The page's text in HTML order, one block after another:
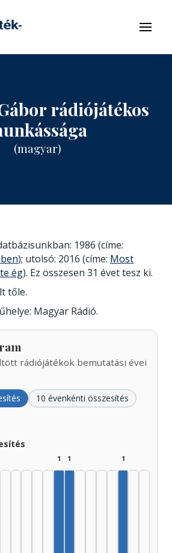
Menü
rádiójátékos
(magyar)
1986 (címe:
); utolsó: 2016 (címe: Most
ég). Ez összesen 31 évet tesz ki.
tőle.
Magyar Rádió.
rádiójátékok bemutatási évei
10 évenkénti összesítés
1 1 1